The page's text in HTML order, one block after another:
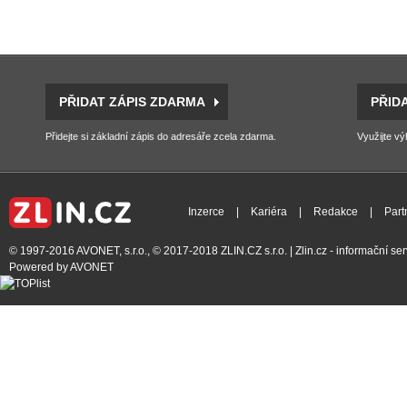
PŘIDAT ZÁPIS ZDARMA
Přidejte si základní zápis do adresáře zcela zdarma. Využijte
Inzerce Kariéra Redakce
© 1997-2016 AVONET, s.r.o., © 2017-2018 ZLIN.CZ s.r.o. | Zlin.cz - informační
Powered byAVONET